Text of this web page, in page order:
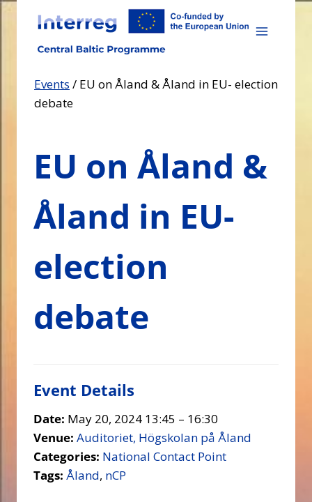
Skip
content
Events / EU on Åland & Åland in EU- election
debate
EU on Åland &
Åland in EU-
election
debate
Event Details
Date: May 20, 2024 13:45 – 16:30
Venue: Auditoriet, Högskolan på Åland
Categories: National Contact Point
Tags: Åland, nCP